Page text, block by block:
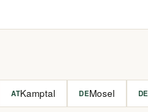
ATKamptal DEMosel DE